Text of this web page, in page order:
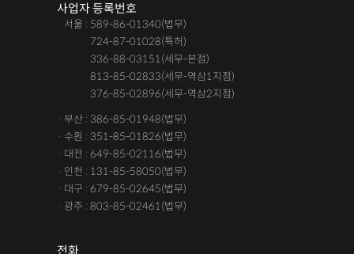
사업자 등록번호
· 서울 : 589-86-01340(법무)
724-87-01028(특허)
336-88-03151(세무-본점)
813-85-02833(세무-역삼1지점)
376-85-02896(세무-역삼2지점)
· 부산 : 386-85-01948(법무)
· 수원 : 351-85-01826(법무)
· 대전 : 649-85-02116(법무)
· 인천 : 131-85-58050(법무)
· 대구 : 679-85-02645(법무)
· 광주 : 803-85-02461(법무)
전화